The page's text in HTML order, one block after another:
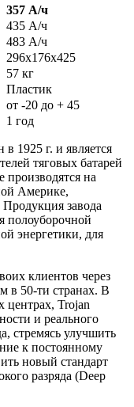
357 А/ч
435 А/ч
483 А/ч
296х176х425
57 кг
Пластик
от -20 до + 45
1 год
в 1925 г. и является
тяговых батарей
производятся на
Америке,
завода
полоуборочной
энергетики, для
клиентов через
в 50-ти странах. В
центрах, Trojan
и реального
стремясь улучшить
к постоянному
новый стандарт
разряда (Deep